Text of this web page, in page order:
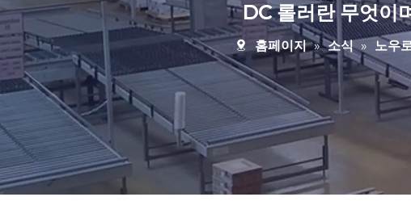
DC 롤러란 무엇이
홈페이지 » 소식 » 노우